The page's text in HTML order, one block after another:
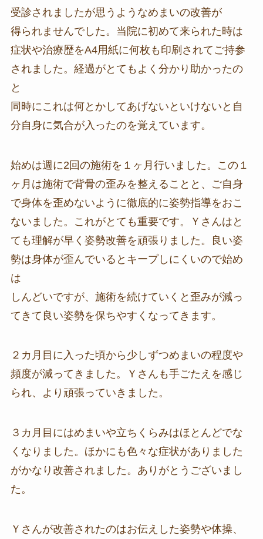
受診されましたが思うようなめまいの改善が
得られませんでした。当院に初めて来られた時は
症状や治療歴をA4用紙に何枚も印刷されてご持参
されました。経過がとてもよく分かり助かったの
と
同時にこれは何とかしてあげないといけないと自
分自身に気合が入ったのを覚えています。
始めは週に2回の施術を１ヶ月行いました。この１
ヶ月は施術で背骨の歪みを整えることと、ご自身
で身体を歪めないように徹底的に姿勢指導をおこ
ないました。これがとても重要です。Ｙさんはと
ても理解が早く姿勢改善を頑張りました。良い姿
勢は身体が歪んでいるとキープしにくいので始め
は
しんどいですが、施術を続けていくと歪みが減っ
てきて良い姿勢を保ちやすくなってきます。
２カ月目に入った頃から少しずつめまいの程度や
頻度が減ってきました。Ｙさんも手ごたえを感じ
られ、より頑張っていきました。
３カ月目にはめまいや立ちくらみはほとんどでな
くなりました。ほかにも色々な症状がありました
がかなり改善されました。ありがとうございまし
た。
Ｙさんが改善されたのはお伝えした姿勢や体操、